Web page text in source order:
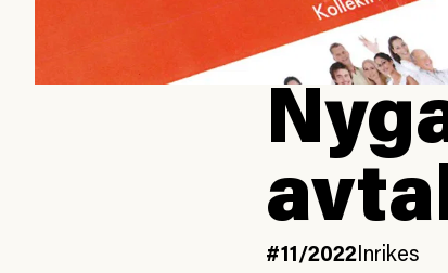
#11/2022Inrikes